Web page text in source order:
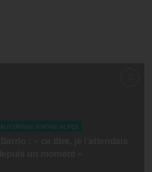
AUVERGNE-RHONE-ALPES